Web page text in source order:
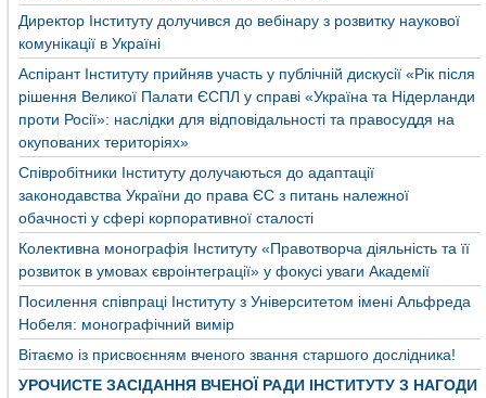
Директор Інституту долучився до вебінару з розвитку наукової
комунікації в Україні
Аспірант Інституту прийняв участь у публічній дискусії «Рік після
рішення Великої Палати ЄСПЛ у справі «Україна та Нідерланди
проти Росії»: наслідки для відповідальності та правосуддя на
окупованих територіях»
Співробітники Інституту долучаються до адаптації
законодавства України до права ЄС з питань належної
обачності у сфері корпоративної сталості
Колективна монографія Інституту «Правотворча діяльність та її
розвиток в умовах євроінтеграції» у фокусі уваги Академії
Посилення співпраці Інституту з Університетом імені Альфреда
Нобеля: монографічний вимір
Вітаємо із присвоєнням вченого звання старшого дослідника!
УРОЧИСТЕ ЗАСІДАННЯ ВЧЕНОЇ РАДИ ІНСТИТУТУ З НАГОДИ